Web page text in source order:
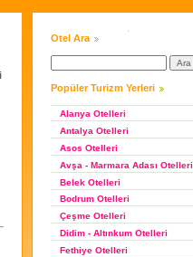
Otel Ara
Popüler Turizm Yerleri
Alanya Otelleri
Antalya Otelleri
Asos Otelleri
Avşa - Marmara Adası Otelleri
Belek Otelleri
Bodrum Otelleri
Çeşme Otelleri
Didim - Altınkum Otelleri
Fethiye Otelleri